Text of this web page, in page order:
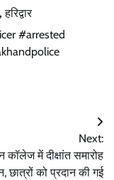
,हरिद्वार
#arrested
Next:
कॉलेज में दीक्षांत समारोह
छात्रों को प्रदान की गई